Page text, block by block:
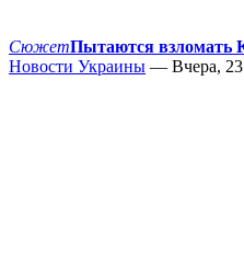
СюжетПытаются взломать
Новости Украины — Вчера,